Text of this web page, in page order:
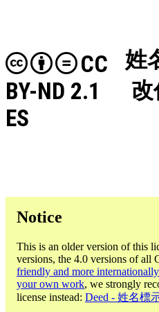
姓
改
CC
BY-ND 2.1
ES
Notice
This is an older version of this
versions, the 4.0 versions of all
friendly and more
your own work, we strongly
license instead: Deed - 姓名標